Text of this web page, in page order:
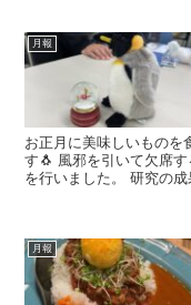
月報
お正月に美味しいものを
す🐧 風邪を引いて欠席する人が何人かいる中、M1の学生は中間発表
を行いました。 研究の成果や、今後の展望について発表し、新たに
月報